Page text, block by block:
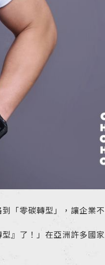
「零碳轉型」，讓企業
』了！」在亞洲許多國